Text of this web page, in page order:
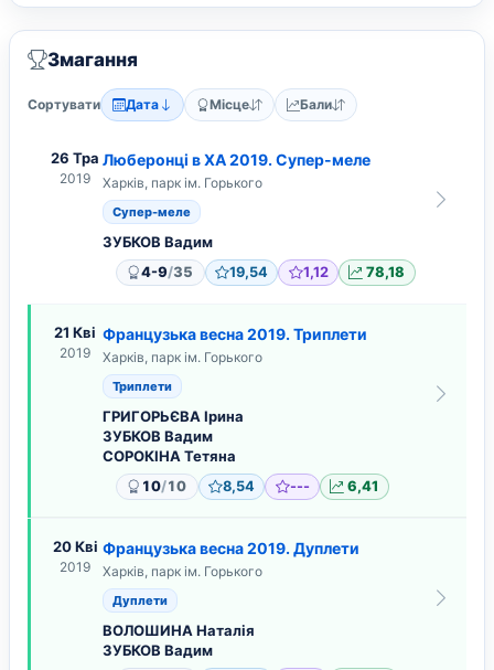
Змагання
Сортувати Дата Місце Бали
26 Тра
2019
Люберонці в ХА 2019. Супер-меле
Харків, парк ім. Горького
Супер-меле
ЗУБКОВ Вадим
4-9/35 19,54 1,12 78,18
21 Кві
2019
Французька весна 2019. Триплети
Харків, парк ім. Горького
Триплети
ГРИГОРЬЄВА Ірина
ЗУБКОВ Вадим
СОРОКІНА Тетяна
10/10 8,54 --- 6,41
20 Кві
2019
Французька весна 2019. Дуплети
Харків, парк ім. Горького
Дуплети
ВОЛОШИНА Наталія
ЗУБКОВ Вадим